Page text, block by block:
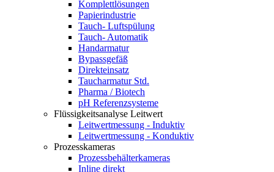
Komplettlösungen
Papierindustrie
Tauch- Luftspülung
Tauch- Automatik
Handarmatur
Bypassgefäß
Direkteinsatz
Taucharmatur Std.
Pharma / Biotech
pH Referenzsysteme
Flüssigkeitsanalyse Leitwert
Leitwertmessung - Induktiv
Leitwertmessung - Konduktiv
Prozesskameras
Prozessbehälterkameras
Inline direkt